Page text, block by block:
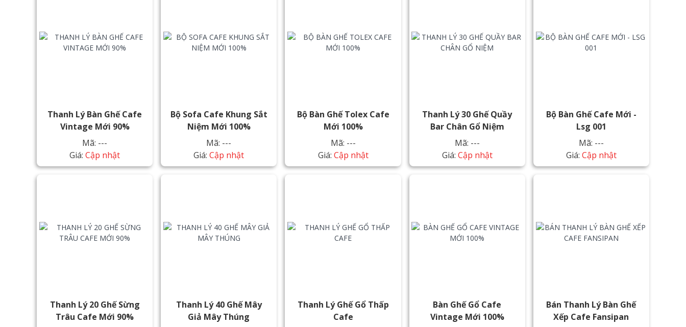
Thanh Lý Bàn Ghế Cafe
Vintage Mới 90%
Mã: ---
Giá:Cập nhật
Bộ Sofa Cafe Khung Sắt
Niệm Mới 100%
Mã: ---
Giá:Cập nhật
Bộ Bàn Ghế Tolex Cafe
Mới 100%
Mã: ---
Giá: Cập nhật
Thanh Lý 30 Ghế Quầy
Bar Chân Gổ Niệm
Mã: ---
Giá: Cập nhật
Bộ Bàn Ghế Cafe Mới -
Lsg 001
Mã: ---
Giá: Cập nhật
Thanh Lý 20 Ghế Sừng
Trâu Cafe Mới 90%
Thanh Lý 40 Ghế Mây
Giả Mây Thúng
Thanh Lý Ghế Gổ Thấp
Cafe
Bàn Ghế Gổ Cafe
Vintage Mới 100%
Bán Thanh Lý Bàn Ghế
Xếp Cafe Fansipan